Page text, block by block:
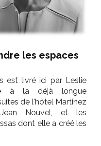
les espaces
est livré ici par Leslie
à la déjà longue
de l'hôtel Martinez
Nouvel, et les
dont elle a créé les